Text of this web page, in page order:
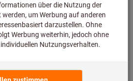
Zu den Varianten
abgewinkelt KW